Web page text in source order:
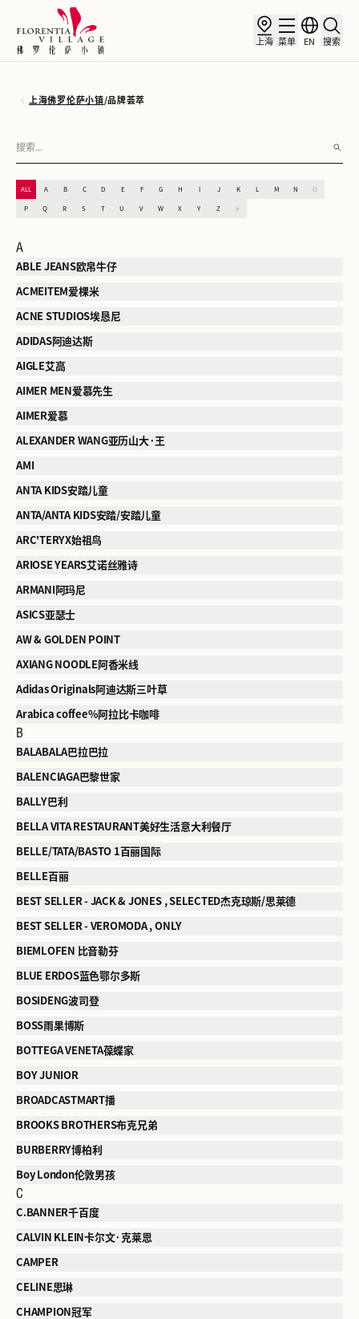
上海 菜单 EN 搜索
上海佛罗伦萨小镇/品牌荟萃
ALL A B C D E F G H K M N O
P Q R S T U V W X Y Z #
A
ABLE JEANS欧帛牛仔
ACMEITEM爱棵米
ACNE STUDIOS埃恳尼
ADIDAS阿迪达斯
AIGLE艾高
AIMER MEN爱慕先生
AIMER爱慕
ALEXANDER WANG亚历山大·王
AMI
ANTA KIDS安踏儿童
ANTA/ANTA KIDS安踏/安踏儿童
ARC'TERYX始祖鸟
ARIOSE YEARS艾诺丝雅诗
ARMANI阿玛尼
ASICS亚瑟士
AW & GOLDEN POINT
AXIANG NOODLE阿香米线
Adidas Originals阿迪达斯三叶草
Arabica coffee%阿拉比卡咖啡
B
BALABALA巴拉巴拉
BALENCIAGA巴黎世家
BALLY巴利
BELLA VITA RESTAURANT美好生活意大利餐厅
BELLE/TATA/BASTO 1百丽国际
BELLE百丽
BEST SELLER - JACK & JONES , SELECTED杰克琼斯/思莱德
BEST SELLER - VEROMODA , ONLY
BIEMLOFEN 比音勒芬
BLUE ERDOS蓝色鄂尔多斯
BOSIDENG波司登
BOSS雨果博斯
BOTTEGA VENETA葆蝶家
BOY JUNIOR
BROADCASTMART播
BROOKS BROTHERS布克兄弟
BURBERRY博柏利
Boy London伦敦男孩
C
C.BANNER千百度
CALVIN KLEIN卡尔文·克莱恩
CAMPER
CELINE思琳
CHAMPION冠军